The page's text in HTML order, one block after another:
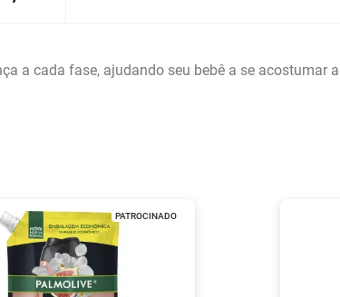
a cada fase, ajudando seu bebê a se acostumar
PATROCINADO